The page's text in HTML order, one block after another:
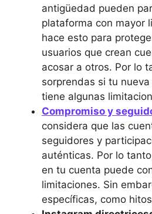
antigüedad pueden
plataforma con mayor
hace esto para
usuarios que crean
acosar a otros. Por lo
sorprendas si tu
tiene algunas
Compromiso y
considera que las
seguidores y
auténticas. Por lo
en tu cuenta puede
limitaciones. Sin
específicas, como